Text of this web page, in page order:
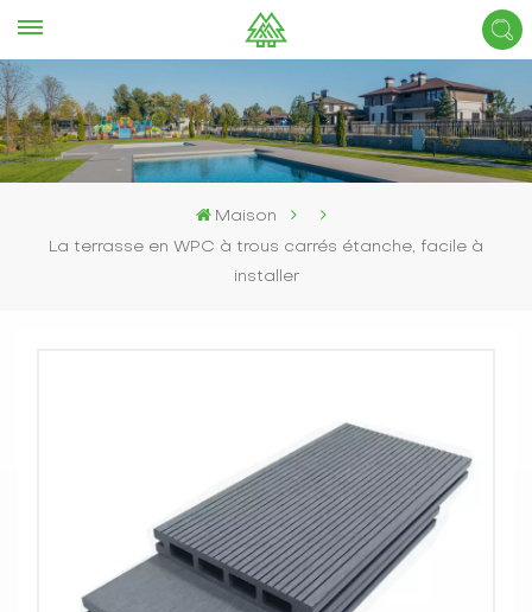
Maison
La terrasse en WPC à trous carrés étanche, facile à
installer